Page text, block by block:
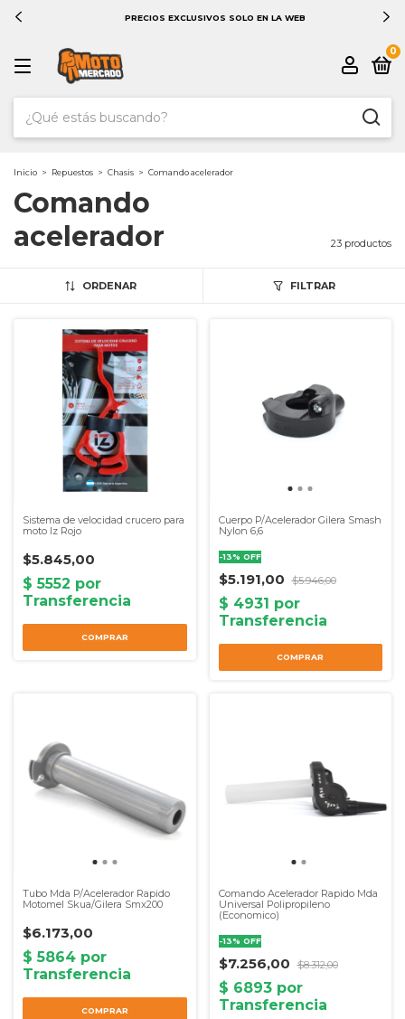
PRECIOS EXCLUSIVOS SOLO EN LA WEB
0
Inicio > Repuestos > Chasis > Comando acelerador
Comando
acelerador
23 productos
ORDENAR FILTRAR
Sistema de velocidad crucero para
moto Iz Rojo
$5.845,00
Cuerpo P/Acelerador Gilera Smash
Nylon 6,6
-13% OFF
$5.191,00 $5.946,00
Tubo Mda P/Acelerador Rapido
Motomel Skua/Gilera Smx200
$6.173,00
Comando Acelerador Rapido Mda
Universal Polipropileno
(Economico)
-13% OFF
$7.256,00 $8.312,00